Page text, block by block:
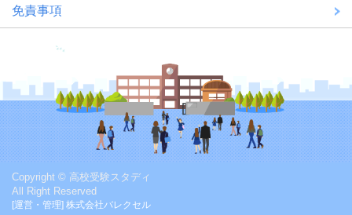
免責事項
Copyright © 高校受験スタディ
All Right Reserved
[運営・管理] 株式会社バレクセル